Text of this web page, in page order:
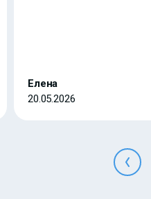
Елена
20.05.2026